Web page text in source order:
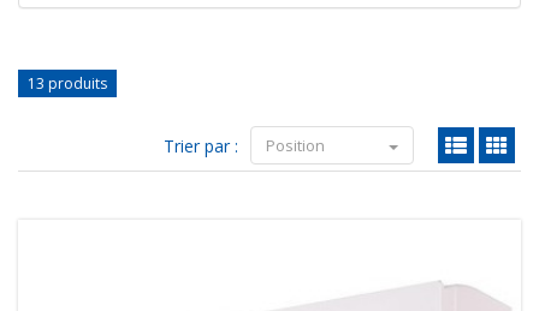
13 produits
Trier par : Position